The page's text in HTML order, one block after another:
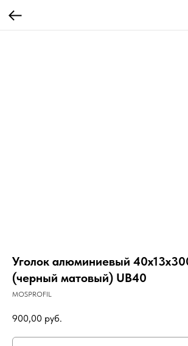
Уголок алюминиевый
(черный матовый) UB40
MOSPROFIL
900,00 руб.